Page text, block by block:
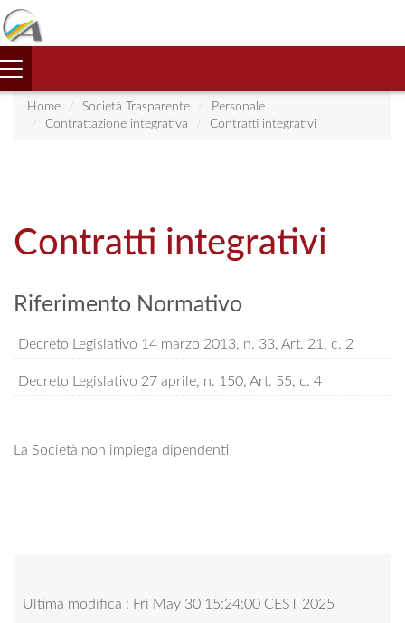
Toggle
Home
Società Trasparente
Personale
Contrattazione integrativa
Contratti integrativi
Contratti integrativi
Riferimento Normativo
Decreto Legislativo 14 marzo 2013, n. 33, Art. 21, c. 2
Decreto Legislativo 27 aprile, n. 150, Art. 55, c. 4
La Società non impiega dipendenti
Ultima modifica : Fri May 30 15:24:00 CEST 2025